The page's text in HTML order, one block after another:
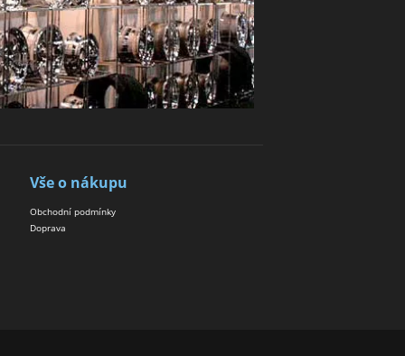
Vše o nákupu
Obchodní podmínky
Doprava